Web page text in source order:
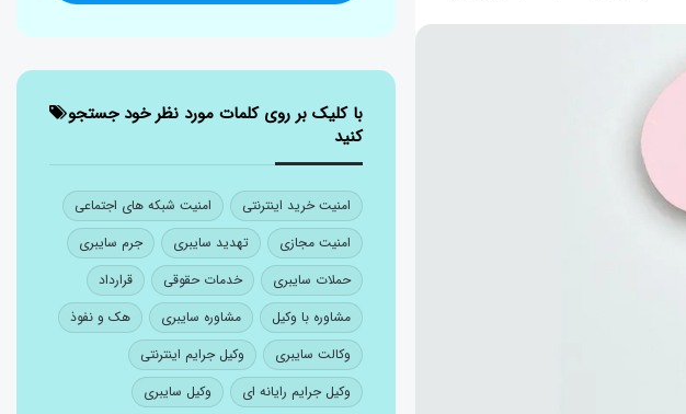
با کلیک بر روی کلمات مورد نظر خود جستجو
کنید
امنیت خرید اینترنتی
امنیت شبکه های اجتماعی
امنیت مجازی
تهدید سایبری
جرم سایبری
حملات سایبری
خدمات حقوقی
قرارداد
مشاوره با وکیل
مشاوره سایبری
هک و نفوذ
وکالت سایبری
وکیل جرایم اینترنتی
وکیل جرایم رایانه ای
وکیل سایبری